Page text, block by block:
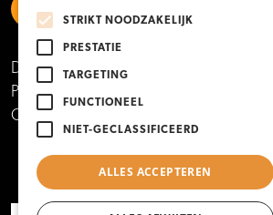
https://www.linkedin.com/school/
https://www.instagram.com/
https://www.facebook.com/
Disclaimer
Privacy- en cookieverklaring
Copyright 2025
STRIKT NOODZAKELIJK
PRESTATIE
TARGETING
FUNCTIONEEL
NIET-GECLASSIFICEERD
ALLES ACCEPTEREN